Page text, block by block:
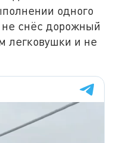
одного
снёс дорожный
легковушки и не